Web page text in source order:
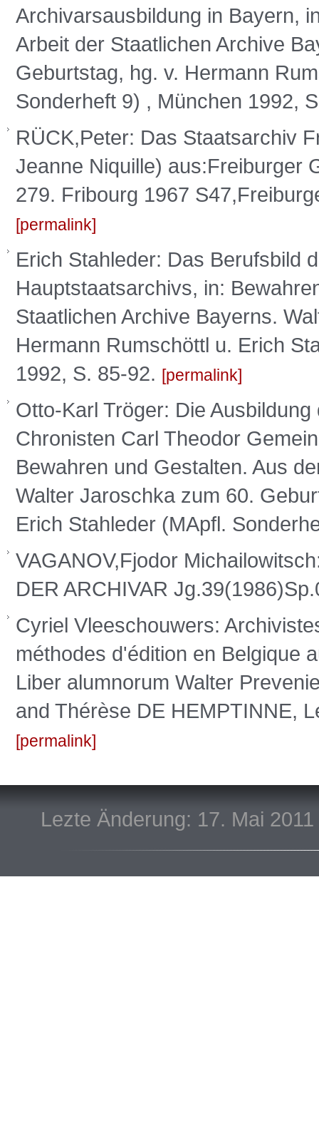
Archivarsausbildung in Bayern,
Arbeit der Staatlichen Archive
Geburtstag, hg. v. Hermann
Sonderheft 9) , München 1992,
RÜCK,Peter: Das Staatsarchiv
Jeanne Niquille) aus:Freiburger
279. Fribourg 1967
permalink
Erich Stahleder: Das Berufsbild
Hauptstaatsarchivs, in:
Staatlichen Archive Bayerns.
Hermann Rumschöttl u. Erich
1992, S. 85-92.
permalink
Otto-Karl Tröger: Die
Chronisten Carl Theodor
Bewahren und Gestalten. Aus
Walter Jaroschka zum 60.
Erich Stahleder (MApfl.
VAGANOV,Fjodor
DER ARCHIVAR
Cyriel Vleeschouwers:
méthodes d'édition en Belgique
Liber alumnorum Walter
and Thérèse DE HEMPTINNE,
permalink
Lezte Änderung: 17. Mai